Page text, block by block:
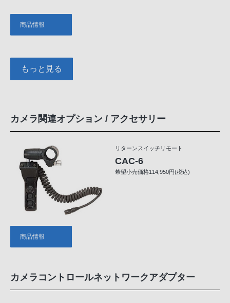
商品情報
もっと見る
カメラ関連オプション / アクセサリー
リターンスイッチリモート
CAC-6
希望小売価格114,950円(税込)
商品情報
カメラコントロールネットワークアダプター